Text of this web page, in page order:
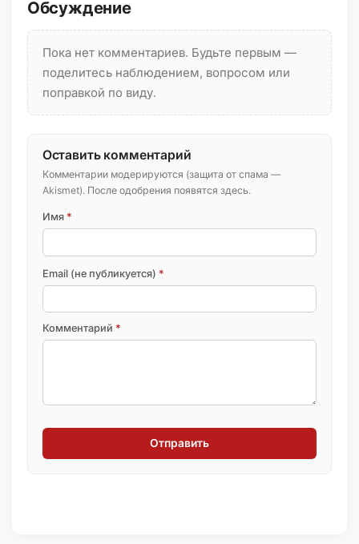
Обсуждение
Пока нет комментариев. Будьте первым —
поделитесь наблюдением, вопросом или
поправкой по виду.
Оставить комментарий
Комментарии модерируются (защита от спама —
Akismet). После одобрения появятся здесь.
Имя *
Email (не публикуется) *
Комментарий *
Отправить